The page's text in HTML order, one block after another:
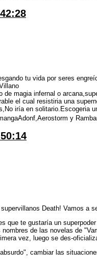
tu vida por seres
de magia infernal o
el cual resistiria una
iría en solitario.Escogeria
y
Death! Vamos a
que te gustaría un
de las novelas de
vez, luego se des-
cambiar las